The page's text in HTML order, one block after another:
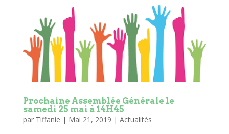
Prochaine Assemblée Générale le
samedi 25 mai à 14H45
par Tiffanie | Mai 21, 2019 | Actualités